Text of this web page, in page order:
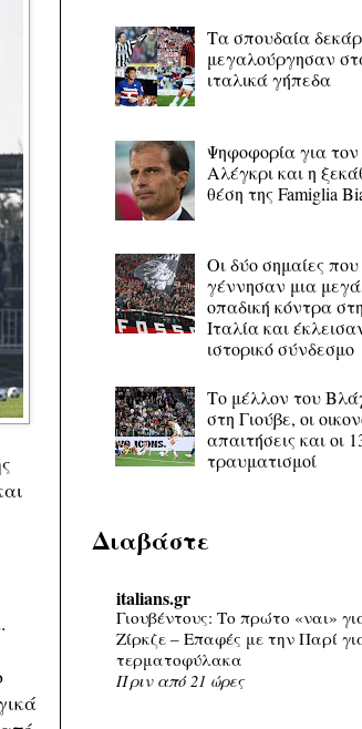
Τα σπουδαία
μεγαλούργησαν
ιταλικά γήπεδα
Ψηφοφορία για τον
Αλέγκρι και η
θέση της Famiglia
Οι δύο σημαίες που
γέννησαν μια
οπαδική κόντρα
Ιταλία και
ιστορικό σύνδεσμο
Το μέλλον του
στη Γιούβε, οι
απαιτήσεις και οι
τραυματισμοί
Διαβάστε
italians.gr
Γιουβέντους: Το πρώτο «ναι»
Ζίρκζε – Επαφές με την Παρί
τερματοφύλακα
Πριν από 21 ώρες